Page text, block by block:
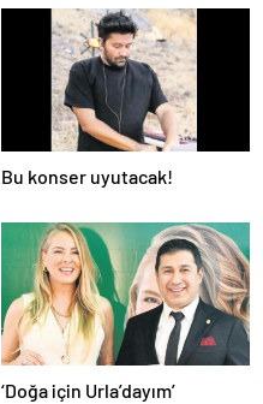
Bu konser uyutacak!
‘Doğa için Urla’dayım’